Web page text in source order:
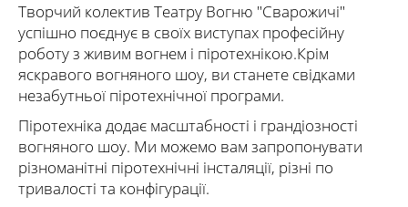
Творчий колектив Театру Вогню "Сварожичі"
успішно поєднує в своїх виступах професійну
роботу з живим вогнем і піротехнікою.Крім
яскравого вогняного шоу, ви станете свідками
незабутньої піротехнічної програми.
Піротехніка додає масштабності і грандіозності
вогняного шоу. Ми можемо вам запропонувати
різноманітні піротехнічні інсталяції, різні по
тривалості та конфігурації.